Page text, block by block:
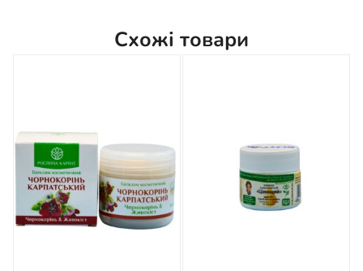
Схожі товари